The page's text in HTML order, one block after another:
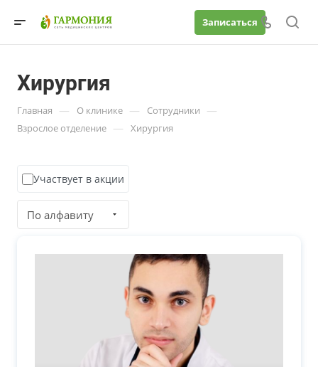
Записаться
Хирургия
Главная — О клинике — Сотрудники —
Взрослое отделение — Хирургия
Участвует в акции
По алфавиту